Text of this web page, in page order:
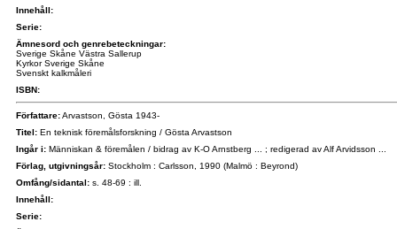
Innehåll:
Serie:
Ämnesord och genrebeteckningar:
Sverige Skåne Västra Sallerup
Kyrkor Sverige Skåne
Svenskt kalkmåleri
ISBN:
Författare:Arvastson, Gösta 1943-
Titel: En teknisk föremålsforskning / Gösta Arvastson
Ingår i: Människan & föremålen / bidrag av K-O Arnstberg ... ; redigerad av Alf Arvidsson ...
Förlag, utgivningsår: Stockholm : Carlsson, 1990 (Malmö : Beyrond)
Omfång/sidantal: s. 48-69 : ill.
Innehåll:
Serie: